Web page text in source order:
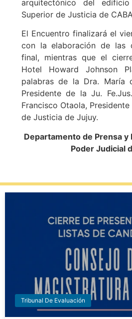
arquitectónico del
Superior de Justicia de
El Encuentro finalizará el
con la elaboración de las
final, mientras que el
Hotel Howard Johnson
palabras de la Dra. María
Presidente de la Ju.
Francisco Otaola,
de Justicia de Jujuy.
Departamento de Prensa y
Poder Judicial
Tribunal De Evaluación